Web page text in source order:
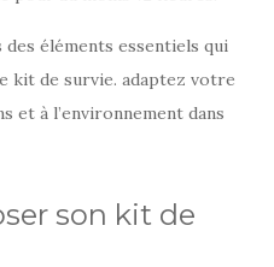
des éléments essentiels qui
kit de survie. adaptez votre
et à l’environnement dans
son kit de